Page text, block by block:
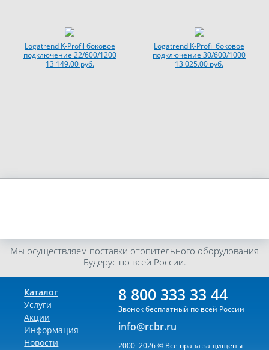
Logatrend K-Profil боковое
подключение 22/600/1200
13 149.00 руб.
Logatrend K-Profil боковое
подключение 30/600/1000
13 025.00 руб.
Мы осуществляем поставки отопительного оборудования
Будерус по всей России.
Каталог
Услуги
Акции
Информация
Новости
8 800 333 33 44
Звонок бесплатный по всей России
info@rcbr.ru
2000–2026 © Все права защищены